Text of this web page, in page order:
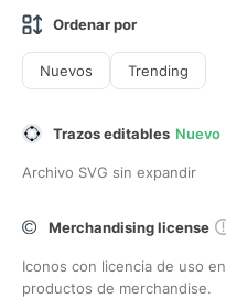
Ordenar por
Nuevos Trending
Trazos editables Nuevo
Archivo SVG sin expandir
Merchandising license
Iconos con licencia de uso en
productos de merchandise.